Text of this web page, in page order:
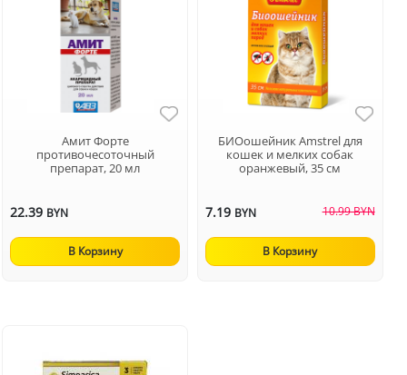
Амит Форте
противочесоточный
препарат, 20 мл
22.39 BYN
В Корзину
БИОошейник Amstrel для
кошек и мелких собак
оранжевый, 35 см
7.19 BYN 10.99 BYN
В Корзину